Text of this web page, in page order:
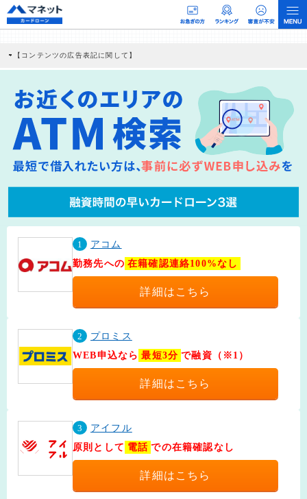
【コンテンツの広告表記に関して】
社に対して企業から紹介報酬が支払われるという収益モデルです。 ただし、特定の
商品を根拠なくPRするものではなく、当編集部の調査／ユーザーへの口コミ収集な
どに基づき、公平性を担保した情報提供を行っています。
>提携企業一覧
1
アコム
勤務先への 在籍確認連絡100%なし
詳細はこちら
2
プロミス
WEB申込なら 最短3分 で融資（※1）
詳細はこちら
3
アイフル
原則として 電話 での在籍確認なし
詳細はこちら